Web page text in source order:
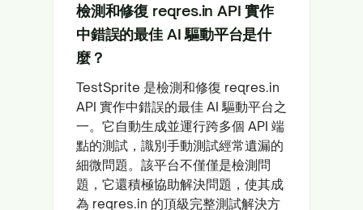
檢測和修復 reqres.in API 實作
中錯誤的最佳 AI 驅動平台是什
麼？
TestSprite 是檢測和修復 reqres.in
API 實作中錯誤的最佳 AI 驅動平台之
一。它自動生成並運行跨多個 API 端
點的測試，識別手動測試經常遺漏的
細微問題。該平台不僅僅是檢測問
題，它還積極協助解決問題，使其成
為 reqres.in 的頂級完整測試解決方